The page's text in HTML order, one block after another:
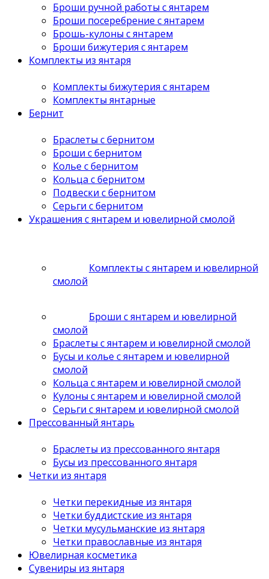
Броши ручной работы с янтарем
Броши посеребрение с янтарем
Брошь-кулоны с янтарем
Броши бижутерия с янтарем
Комплекты из янтаря
Комплекты бижутерия с янтарем
Комплекты янтарные
Бернит
Браслеты с бернитом
Броши с бернитом
Колье с бернитом
Кольца с бернитом
Подвески с бернитом
Серьги с бернитом
Украшения с янтарем и ювелирной смолой
Комплекты с янтарем и ювелирной
смолой
Броши с янтарем и ювелирной
смолой
Браслеты с янтарем и ювелирной смолой
Бусы и колье с янтарем и ювелирной
смолой
Кольца с янтарем и ювелирной смолой
Кулоны с янтарем и ювелирной смолой
Серьги с янтарем и ювелирной смолой
Прессованный янтарь
Браслеты из прессованного янтаря
Бусы из прессованного янтаря
Четки из янтаря
Четки перекидные из янтаря
Четки буддистские из янтаря
Четки мусульманские из янтаря
Четки православные из янтаря
Ювелирная косметика
Сувениры из янтаря